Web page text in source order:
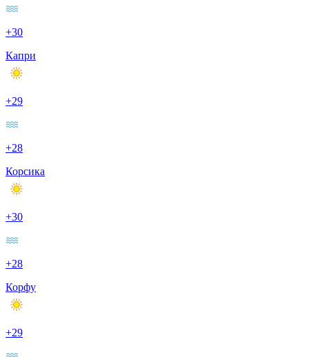
+30
Капри
+29
+28
Корсика
+30
+28
Корфу
+29